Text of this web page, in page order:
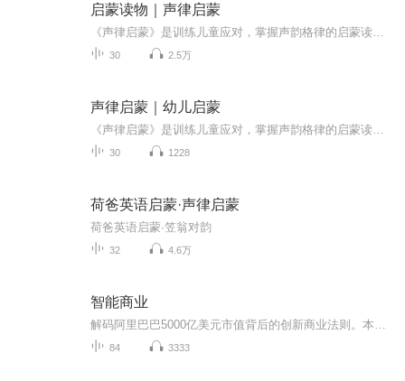
启蒙读物｜声律启蒙
30 2.5万
声律启蒙｜幼儿启蒙
30 1228
荷爸英语启蒙·声律启蒙
荷爸英语启蒙·笠翁对韵
32 4.6万
智能商业
84 3333